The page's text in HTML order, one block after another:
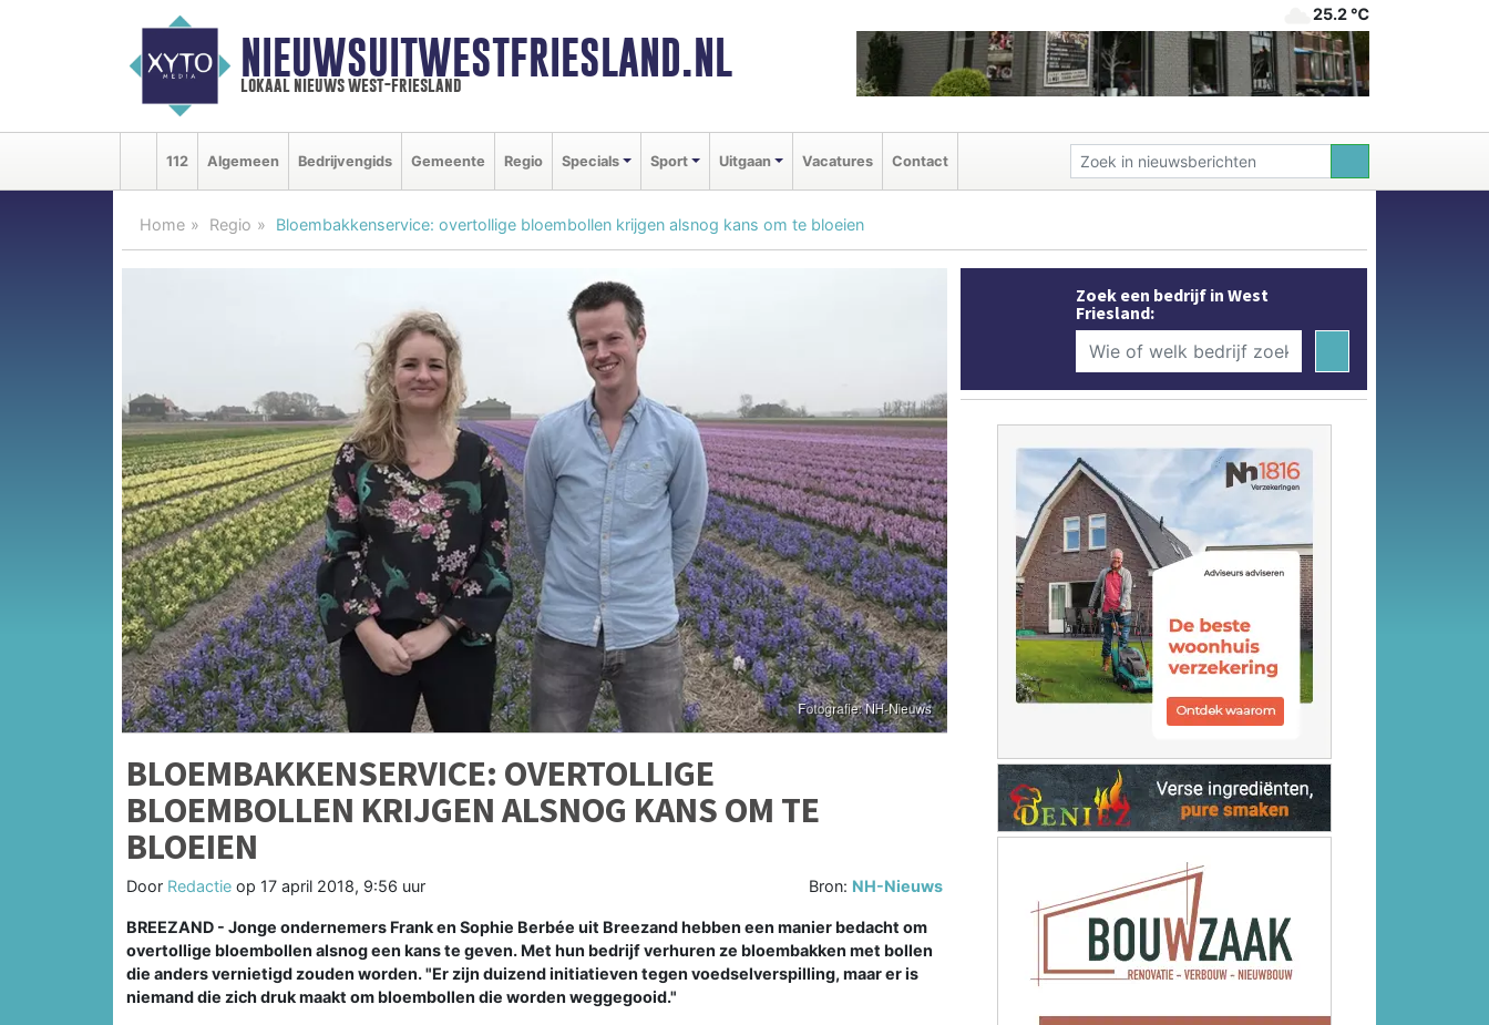
NIEUWSUITWESTFRIESLAND.NL
lokaal nieuws west-friesland
25.2 ℃
112 Algemeen Bedrijvengids Gemeente Regio Specials Sport Uitgaan Vacatures Contact
Home Regio Bloembakkenservice: overtollige bloembollen krijgen alsnog kans om te bloeien
BLOEMBAKKENSERVICE: OVERTOLLIGE
BLOEMBOLLEN KRIJGEN ALSNOG KANS OM TE
BLOEIEN
Door Redactie op 17 april 2018, 9:56 uur Bron: NH-Nieuws
BREEZAND - Jonge ondernemers Frank en Sophie Berbée uit Breezand hebben een manier bedacht om
overtollige bloembollen alsnog een kans te geven. Met hun bedrijf verhuren ze bloembakken met bollen
die anders vernietigd zouden worden. "Er zijn duizend initiatieven tegen voedselverspilling, maar er is
niemand die zich druk maakt om bloembollen die worden weggegooid."
Zoek een bedrijf in West
Friesland: